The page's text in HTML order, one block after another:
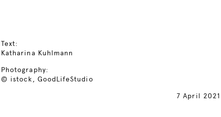
Text:
Katharina Kuhlmann
Photography:
© istock, GoodLifeStudio
7 April 2021